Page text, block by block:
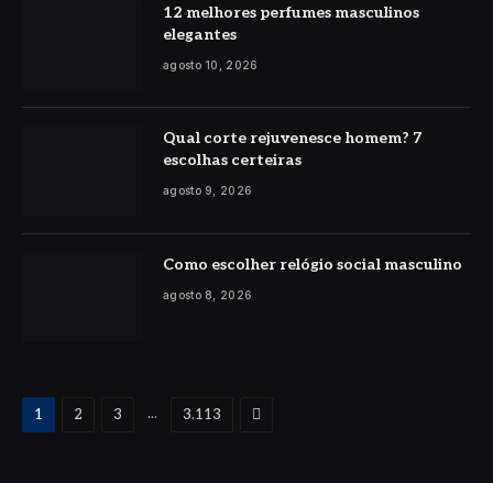
12 melhores perfumes masculinos
elegantes
agosto 10, 2026
Qual corte rejuvenesce homem? 7
escolhas certeiras
agosto 9, 2026
Como escolher relógio social masculino
agosto 8, 2026
1 2 3 ... 3.113 Proximo